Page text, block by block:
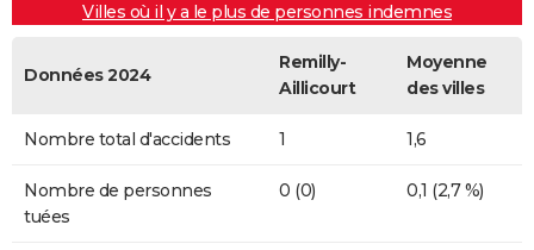
Villes où il y a le plus de personnes indemnes
Données 2024
Remilly-
Aillicourt
Moyenne
des villes
Nombre total d'accidents 1 1,6
Nombre de personnes
tuées
0 (0) 0,1 (2,7 %)